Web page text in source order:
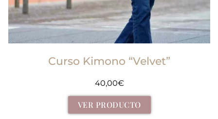
Curso Kimono “Velvet”
40,00€
VER PRODUCTO